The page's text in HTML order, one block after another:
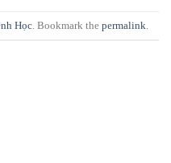
Học . Bookmark the permalink